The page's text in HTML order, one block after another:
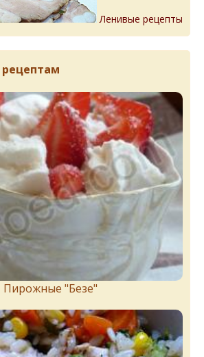
Ленивые рецепты
Пирожныe "Бeзe"